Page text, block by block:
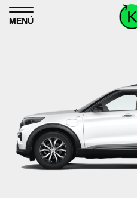
Skip to content
MENÚ